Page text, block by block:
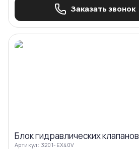
Заказать звонок
Блок гидравлических клапанов
Артикул: 3201-EX40V